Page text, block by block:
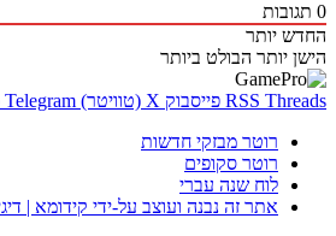
יותר
יותר הבולט ביותר
RSS פייסבוק X (טוויטר)
Telegram
רוטר מבזקי חדשות
רוטר סקופים
לוח שנה עברי
אתר זה נבנה ועוצב על-ידי קידומא | דיגיטל